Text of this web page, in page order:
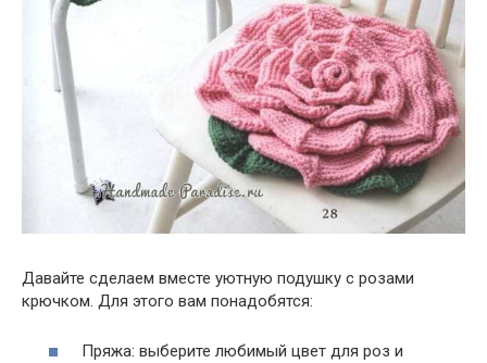
Давайте сделаем вместе уютную подушку с розами
крючком. Для этого вам понадобятся:
Пряжа: выберите любимый цвет для роз и